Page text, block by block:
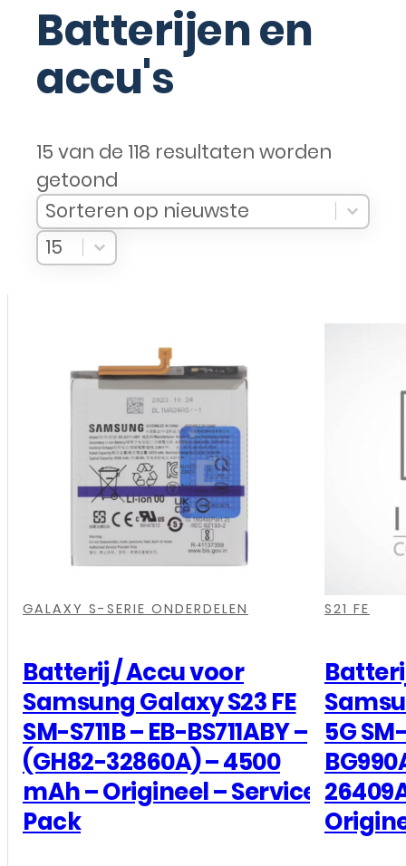
Batterijen en
accu's
15 van de 118 resultaten worden
getoond
Sort Products
Sort content
Sorteren op nieuwste
Sort content
Select number per page
15
Select number per page
GALAXY S-SERIE ONDERDELEN
Batterij / Accu voor
Samsung Galaxy S23 FE
SM-S711B – EB-BS711ABY –
(GH82-32860A) – 4500
mAh – Origineel – Service
Pack
S21 FE
5G